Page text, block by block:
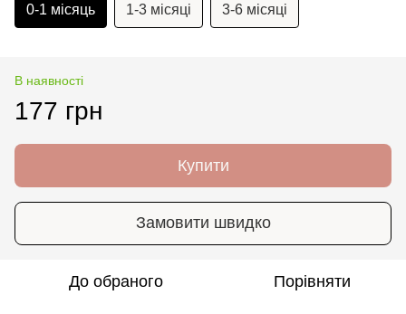
0-1 місяць 1-3 місяці 3-6 місяці
В наявності
177 грн
Купити
Замовити швидко
До обраного Порівняти